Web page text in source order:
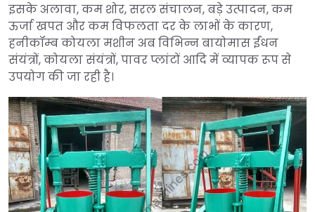
इसके अलावा, कम शोर, सरल संचालन, बड़े उत्पादन, कम
ऊर्जा खपत और कम विफलता दर के लाभों के कारण,
हनीकॉम्ब कोयला मशीन अब विभिन्न बायोमास ईंधन
संयंत्रों, कोयला संयंत्रों, पावर प्लांटों आदि में व्यापक रूप से
उपयोग की जा रही है।